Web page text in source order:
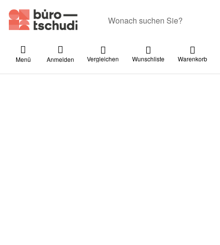
Menü Anmelden Vergleichen Wunschliste Warenkorb